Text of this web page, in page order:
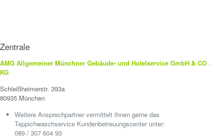
Zentrale
AMG Allgemeiner Münchner Gebäude- und Hotelservice GmbH & CO .
KG
Schleißheimerstr. 393a
80935 München
Weitere Ansprechpartner vermittelt Ihnen gerne das
Teppichwaschservice Kundenbetreuungscenter unter:
089 / 307 604 93